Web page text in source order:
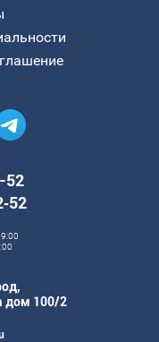
52
дом 100/2